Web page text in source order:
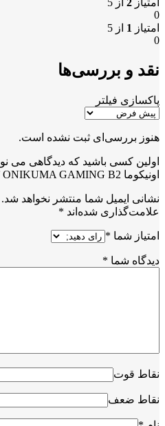
0
امتیاز 1 از 5
0
نقد و بررسی‌ها
پاکسازی فیلتر
هنوز بررسی‌ای ثبت نشده است.
اولین کسی باشید که دیدگاهی می
اونیکوما HEADSET ONIKUMA GAMING B2”
نشانی ایمیل شما منتشر نخواهد شد.
علامت‌گذاری شده‌اند *
امتیاز شما *
دیدگاه شما *
نقاط قوت
نقاط ضعف